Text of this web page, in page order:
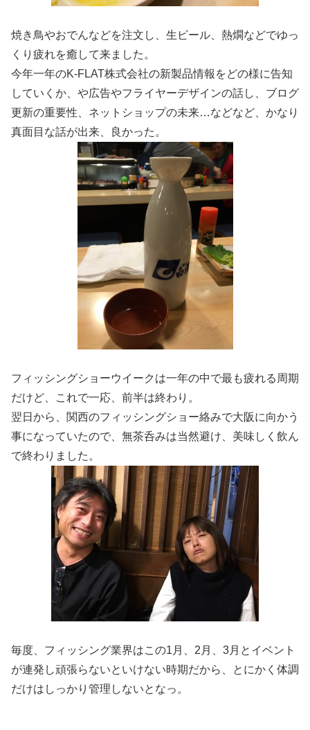
焼き鳥やおでんなどを注文し、生ビール、熱燗などでゆっ
くり疲れを癒して来ました。
今年一年のK-FLAT株式会社の新製品情報をどの様に告知
していくか、や広告やフライヤーデザインの話し、ブログ
更新の重要性、ネットショップの未来…などなど、かなり
真面目な話が出来、良かった。
フィッシングショーウイークは一年の中で最も疲れる周期
だけど、これで一応、前半は終わり。
翌日から、関西のフィッシングショー絡みで大阪に向かう
事になっていたので、無茶呑みは当然避け、美味しく飲ん
で終わりました。
毎度、フィッシング業界はこの1月、2月、3月とイベント
が連発し頑張らないといけない時期だから、とにかく体調
だけはしっかり管理しないとなっ。